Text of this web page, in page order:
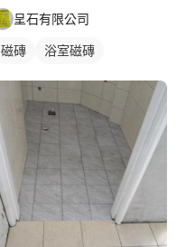
呈石有限公司
磁磚 浴室磁磚